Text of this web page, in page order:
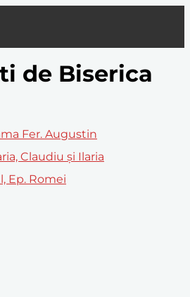
de Biserica
Fer. Augustin
Claudiu și Ilaria
Ep. Romei